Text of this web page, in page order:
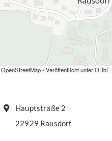
OpenStreetMap- Veröffentlicht unterODbL
Hauptstraße 2
22929 Rausdorf